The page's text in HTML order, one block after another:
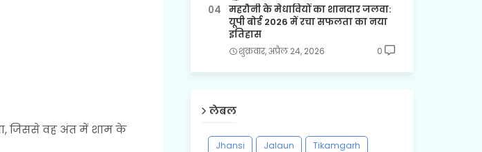
जिससे वह अंत में शाम के
महरौनी के मेधावियों का शानदार जलवा:
यूपी बोर्ड 2026 में रचा सफलता का नया
इतिहास
शुक्रवार, अप्रैल 24, 2026 0
लेबल
Jhansi Jalaun
Tikamgarh